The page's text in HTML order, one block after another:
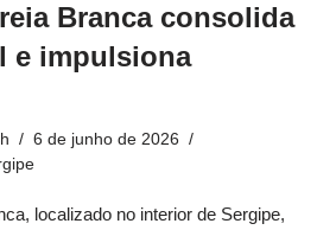
Branca consolida
e impulsiona
6 de junho de 2026
localizado no interior de Sergipe,